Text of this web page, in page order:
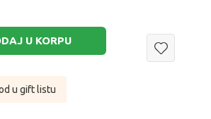
U KORPU
u gift listu